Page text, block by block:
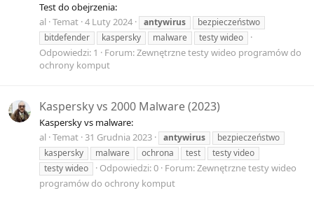
Test do obejrzenia:
al Temat 4 Luty 2024 antywirus
bezpieczeństwo
bitdefender
kaspersky malware testy wideo
Odpowiedzi: 1 Forum:Zewnętrzne testy wideo programów do
ochrony komput
Kaspersky vs 2000 Malware (2023)
Kaspersky vs malware:
al Temat 31 Grudnia 2023 antywirus
bezpieczeństwo
kaspersky
malware ochrona test
testy video
testy wideo
Odpowiedzi: 0 Forum:Zewnętrzne testy wideo
programów do ochrony komput